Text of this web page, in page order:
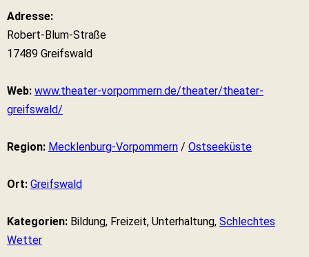
Adresse:
Robert-Blum-Straße
17489 Greifswald
Web: www.theater-vorpommern.de/theater/theater-
greifswald/
Region: Mecklenburg-Vorpommern / Ostseeküste
Ort: Greifswald
Kategorien: Bildung, Freizeit, Unterhaltung, Schlechtes
Wetter